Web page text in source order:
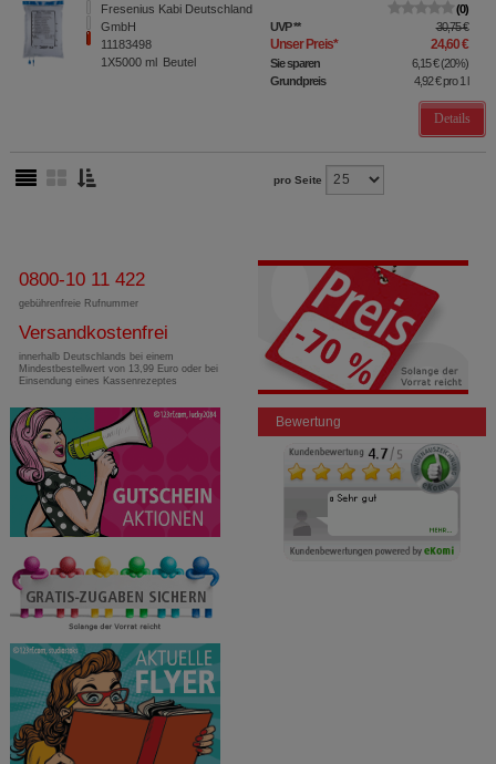
Fresenius Kabi Deutschland
GmbH
11183498
1X5000 ml Beutel
0
UVP** 30,75 €
Unser Preis* 24,60 €
Sie sparen 6,15 €(20%)
Grundpreis
4,92 €pro 1 l
Details
pro Seite
0800-10 11 422
gebührenfreie Rufnummer
Versandkostenfrei
innerhalb Deutschlands bei einem
Mindestbestellwert von 13,99 Euro oder bei
Einsendung eines Kassenrezeptes
Bewertung